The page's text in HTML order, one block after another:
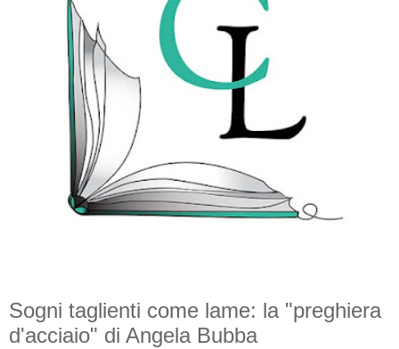
Sogni taglienti come lame: la "preghiera
d'acciaio" di Angela Bubba